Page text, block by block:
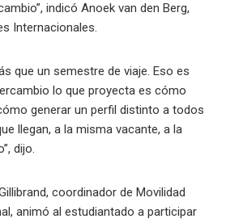
indicó Anoek van den Berg,
Internacionales.
que un semestre de viaje. Eso es
lo que proyecta es cómo
generar un perfil distinto a todos
llegan, a la misma vacante, a la
dijo.
coordinador de Movilidad
animó al estudiantado a participar